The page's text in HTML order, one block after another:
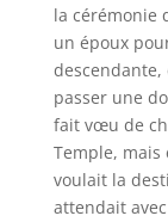
la cérémonie
un époux
descendante,
passer une
fait vœu de
Temple,
voulait la
attendait